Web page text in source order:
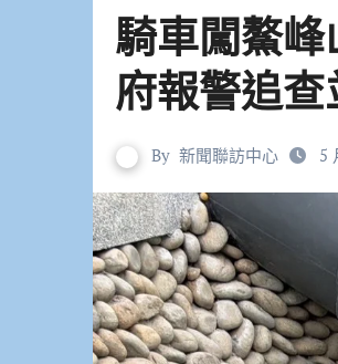
騎車闖鰲
府報警追
By 新聞聯訪中心 5